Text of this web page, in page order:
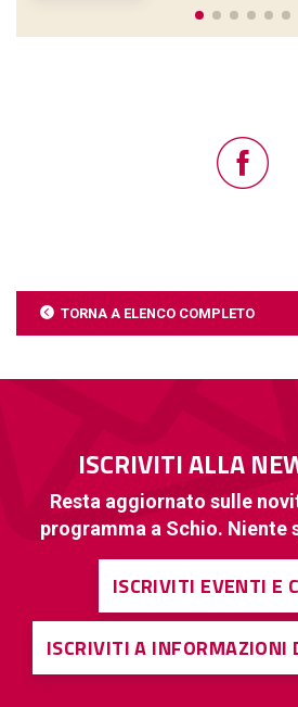
TORNA A ELENCO COMPLETO
ISCRIVITI ALLA
Resta aggiornato sulle
programma a Schio. Niente
ISCRIVITI EVENTI E
ISCRIVITI A INFORMAZIONI